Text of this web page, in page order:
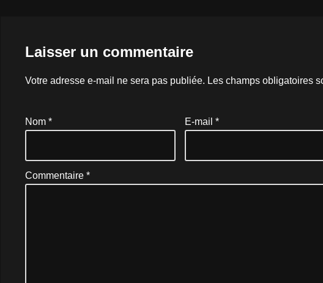
Laisser un commentaire
Votre adresse e-mail ne sera pas publiée. Les champs obligatoires
Nom* E-mail*
Commentaire*